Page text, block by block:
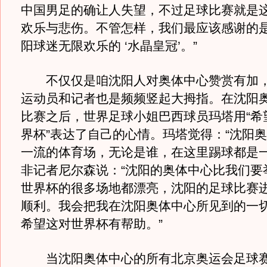
中国男足的确让人失望，不过足球比赛就是
欢乐与悲伤。不管怎样，我们最应该感谢的
阳球迷无限欢乐的 ‘水晶皇冠’。”
不仅仅是咱沈阳人对奥体中心赞赏有加
运动员和记者也是频频竖起大拇指。在沈阳
比赛之后，世界足球小姐巴西球员玛塔用“
界杯”表达了自己的心情。玛塔觉得：“沈阳
一流的体育场，无论是谁，在这里踢球都是
非记者尼尔森说：“沈阳的奥体中心比我们
世界杯的很多场地都漂亮，沈阳的足球比赛
顺利。我会把我在沈阳奥体中心所见到的一
希望这对世界杯有帮助。”
当沈阳奥体中心的所有北京奥运会足球